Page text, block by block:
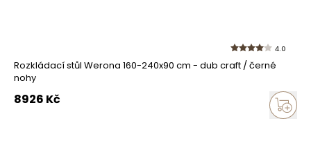
4.0
Rozkládací stůl Werona 160-240x90 cm - dub craft / černé
nohy
8926 Kč